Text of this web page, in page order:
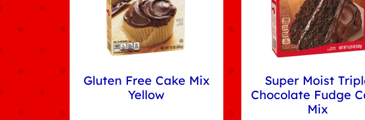
Gluten Free Cake Mix
Yellow
Super Moist
Chocolate Fudge
Mix